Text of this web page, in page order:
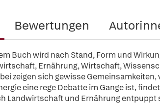
Bewertungen
Buch wird nach Stand, Form und
Ernährung, Wirtschaft,
zeigen sich gewisse
eine rege Debatte im Gange ist,
Landwirtschaft und Ernährung